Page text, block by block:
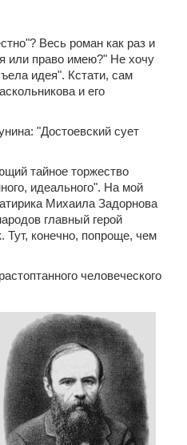
Весь роман как раз и
или право имею?" Не хочу
идея". Кстати, сам
и его
"Достоевский сует
тайное торжество
идеального". На мой
Михаила Задорнова
главный герой
Тут, конечно, попроще, чем
человеческого